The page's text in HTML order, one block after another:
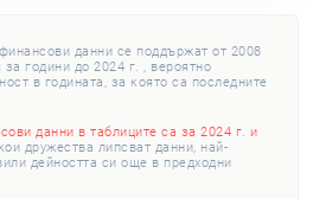
данни се поддържат от 2008
години до 2024 г. , вероятно
в годината, за която са последните
данни в таблиците са за 2024 г. и
дружества липсват данни, най-
дейността си още в предходни